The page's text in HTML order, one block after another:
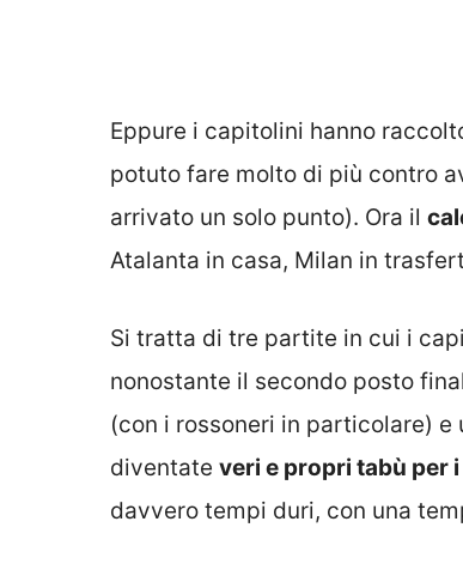
Eppure i capitolini hanno
potuto fare molto di più contro
arrivato un solo punto). Ora il
Atalanta in casa, Milan in
Si tratta di tre partite in cui i
nonostante il secondo posto
(con i rossoneri in particolare) e
diventate veri e propri tabù per
davvero tempi duri, con una